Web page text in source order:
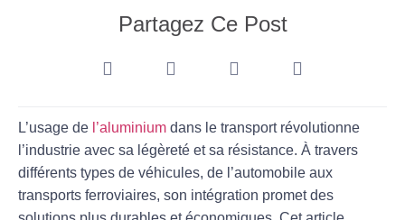
Partagez Ce Post
L’usage de l’aluminium dans le transport révolutionne
l’industrie avec sa légèreté et sa résistance. À travers
différents types de véhicules, de l’automobile aux
transports ferroviaires, son intégration promet des